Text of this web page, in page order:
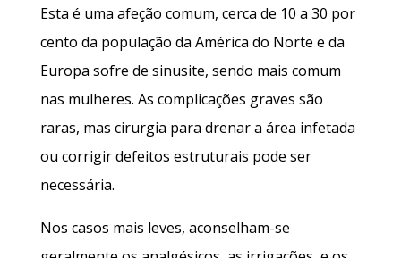
Esta é uma afeção comum, cerca de 10 a 30 por
cento da população da América do Norte e da
Europa sofre de sinusite, sendo mais comum
nas mulheres. As complicações graves são
raras, mas cirurgia para drenar a área infetada
ou corrigir defeitos estruturais pode ser
necessária.
Nos casos mais leves, aconselham-se